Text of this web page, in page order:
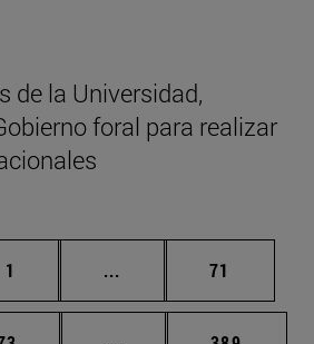
de la Universidad,
foral para realizar
Página
1 ... Páginas intermedias
Página
71